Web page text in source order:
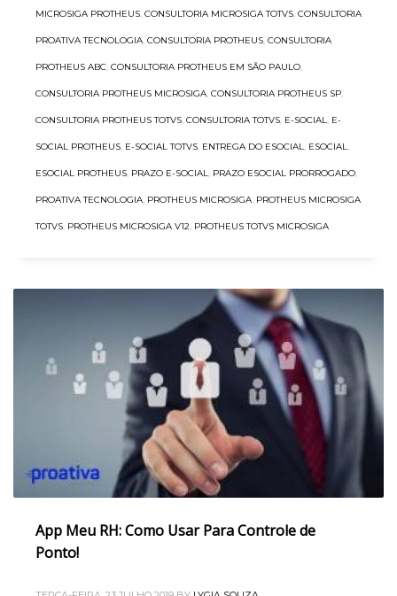
MICROSIGA PROTHEUS, CONSULTORIA MICROSIGA TOTVS, CONSULTORIA
PROATIVA TECNOLOGIA, CONSULTORIA PROTHEUS, CONSULTORIA
PROTHEUS ABC, CONSULTORIA PROTHEUS EM SÃO PAULO,
CONSULTORIA PROTHEUS MICROSIGA, CONSULTORIA PROTHEUS SP,
CONSULTORIA PROTHEUS TOTVS, CONSULTORIA TOTVS, E-SOCIAL, E-
SOCIAL PROTHEUS, E-SOCIAL TOTVS, ENTREGA DO ESOCIAL, ESOCIAL,
ESOCIAL PROTHEUS, PRAZO E-SOCIAL, PRAZO ESOCIAL PRORROGADO,
PROATIVA TECNOLOGIA, PROTHEUS MICROSIGA, PROTHEUS MICROSIGA
TOTVS, PROTHEUS MICROSIGA V12, PROTHEUS TOTVS MICROSIGA
App Meu RH: Como Usar Para Controle de
Ponto!